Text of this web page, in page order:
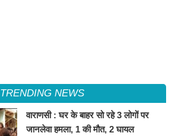
TRENDING NEWS
वाराणसी : घर के बाहर सो रहे 3 लोगों पर
जानलेवा हमला, 1 की मौत, 2 घायल